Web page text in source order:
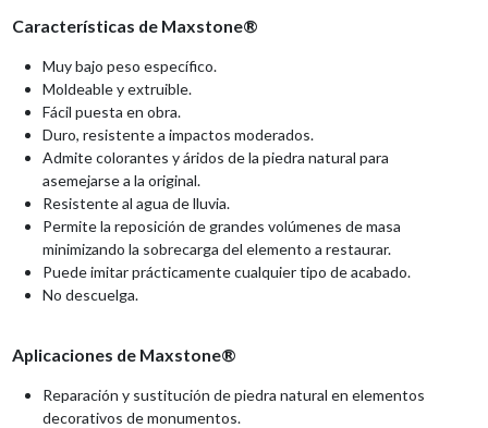
Características de Maxstone®
Muy bajo peso específico.
Moldeable y extruible.
Fácil puesta en obra.
Duro, resistente a impactos moderados.
Admite colorantes y áridos de la piedra natural para
asemejarse a la original.
Resistente al agua de lluvia.
Permite la reposición de grandes volúmenes de masa
minimizando la sobrecarga del elemento a restaurar.
Puede imitar prácticamente cualquier tipo de acabado.
No descuelga.
Aplicaciones de Maxstone®
Reparación y sustitución de piedra natural en elementos
decorativos de monumentos.